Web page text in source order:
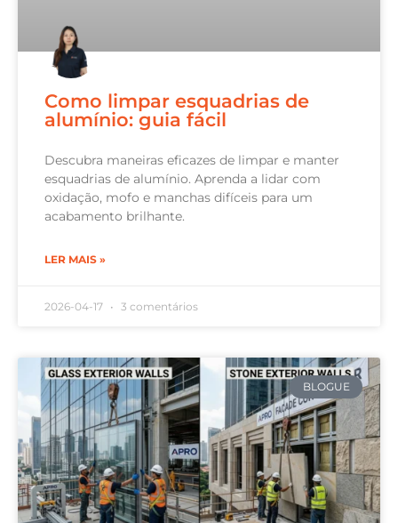
Como limpar esquadrias de
alumínio: guia fácil
Descubra maneiras eficazes de limpar e manter
esquadrias de alumínio. Aprenda a lidar com
oxidação, mofo e manchas difíceis para um
acabamento brilhante.
LER MAIS »
2026-04-17 3 comentários
BLOGUE